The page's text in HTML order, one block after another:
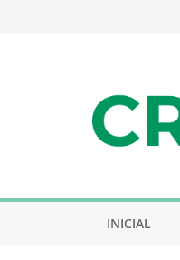
INICIAL